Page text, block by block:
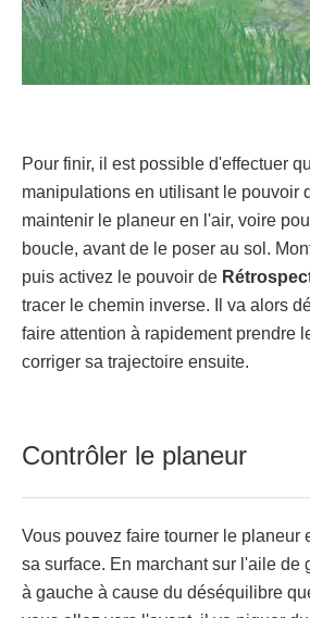
Pour finir, il est possible d'effectuer
manipulations en utilisant le pouvoir
maintenir le planeur en l'air, voire
boucle, avant de le poser au sol.
puis activez le pouvoir de
tracer le chemin inverse. Il va alors
faire attention à rapidement prendre
corriger sa trajectoire ensuite.
Contrôler le planeur
Vous pouvez faire tourner le planeur
sa surface. En marchant sur l'aile de
à gauche à cause du déséquilibre